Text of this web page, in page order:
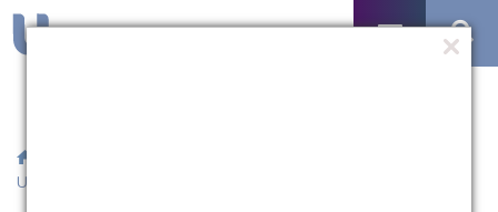
UCPel começa nesta segunda-feira na UCPel